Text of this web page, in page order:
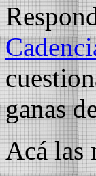
ganas
Acá las